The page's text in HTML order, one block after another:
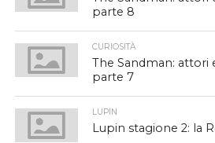
parte 8
CURIOSITÀ
The Sandman: attori
parte 7
LUPIN
Lupin stagione 2: la